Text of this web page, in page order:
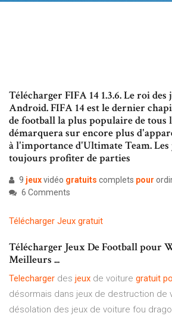
Télécharger FIFA 14 1.3.6. Le roi
Android. FIFA 14 est le dernier
de football la plus populaire de tous
démarquera sur encore plus
à l'importance d'Ultimate Team.
toujours profiter de parties
9 jeuxvidéo gratuits complets pour
6 Comments
Télécharger Jeux gratuit
Télécharger Jeux De Football pour
Meilleurs ...
Telecharger des jeux de voiture gratuit
désormais dans jeux de destruction de
désolation des jeux de voiture fou